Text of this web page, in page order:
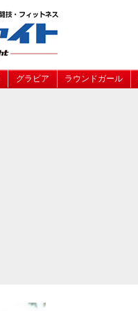
グラビア ラウンドガール